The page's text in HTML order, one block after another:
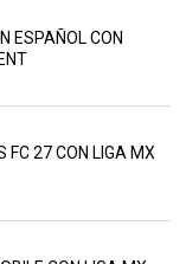
ESPAÑOL CON
FC 27 CON LIGA MX